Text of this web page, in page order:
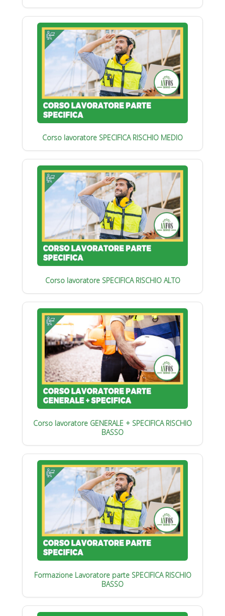
Corso lavoratore SPECIFICA RISCHIO MEDIO
Corso lavoratore SPECIFICA RISCHIO ALTO
Corso lavoratore GENERALE + SPECIFICA RISCHIO
BASSO
Formazione Lavoratore parte SPECIFICA RISCHIO
BASSO